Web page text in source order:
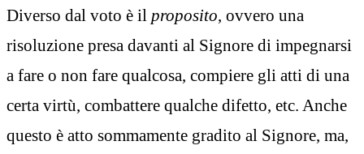
Diverso dal voto è il proposito, ovvero una
risoluzione presa davanti al Signore di impegnarsi
a fare o non fare qualcosa, compiere gli atti di una
certa virtù, combattere qualche difetto, etc. Anche
questo è atto sommamente gradito al Signore, ma,